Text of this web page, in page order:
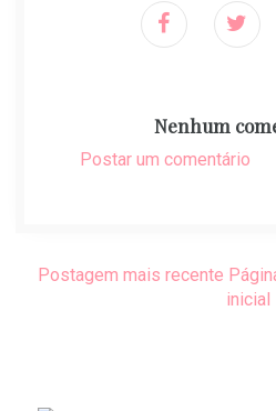
Nenhum
Postar um comentário
Postagem mais recente
inicial